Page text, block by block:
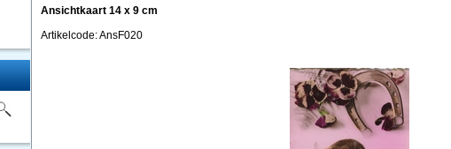
Ansichtkaart 14 x 9 cm
Artikelcode: AnsF020